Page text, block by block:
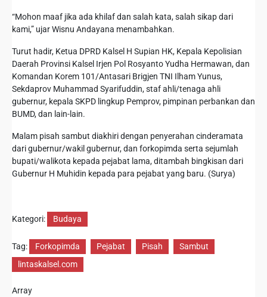
“Mohon maaf jika ada khilaf dan salah kata, salah sikap dari
kami,” ujar Wisnu Andayana menambahkan.
Turut hadir, Ketua DPRD Kalsel H Supian HK, Kepala Kepolisian
Daerah Provinsi Kalsel Irjen Pol Rosyanto Yudha Hermawan, dan
Komandan Korem 101/Antasari Brigjen TNI Ilham Yunus,
Sekdaprov Muhammad Syarifuddin, staf ahli/tenaga ahli
gubernur, kepala SKPD lingkup Pemprov, pimpinan perbankan dan
BUMD, dan lain-lain.
Malam pisah sambut diakhiri dengan penyerahan cinderamata
dari gubernur/wakil gubernur, dan forkopimda serta sejumlah
bupati/walikota kepada pejabat lama, ditambah bingkisan dari
Gubernur H Muhidin kepada para pejabat yang baru. (Surya)
Kategori: Budaya
Tag: Forkopimda Pejabat Pisah
Sambut
lintaskalsel.com
Array